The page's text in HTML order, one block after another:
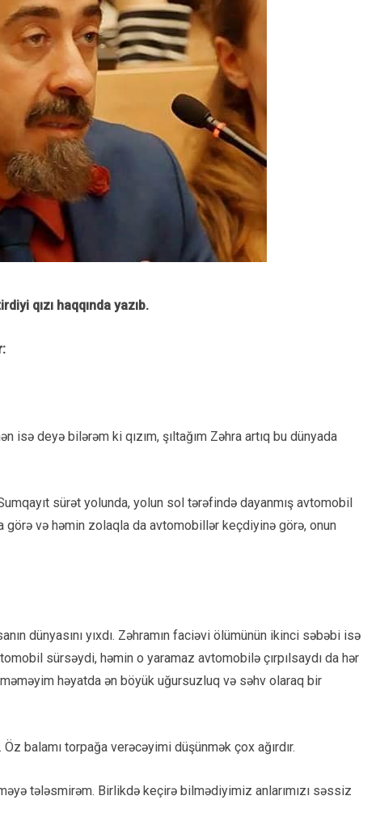
qızı haqqında yazıb.
isə deyə bilərəm ki qızım, şıltağım Zəhra artıq bu dünyada
sürət yolunda, yolun sol tərəfində dayanmış avtomobil
və həmin zolaqla da avtomobillər keçdiyinə görə, onun
dünyasını yıxdı. Zəhramın faciəvi ölümünün ikinci səbəbi isə
sürsəydi, həmin o yaramaz avtomobilə çırpılsaydı da hər
həyatda ən böyük uğursuzluq və səhv olaraq bir
balamı torpağa verəcəyimi düşünmək çox ağırdır.
tələsmirəm. Birlikdə keçirə bilmədiyimiz anlarımızı səssiz